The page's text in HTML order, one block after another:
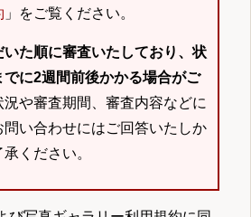
」をご覧ください。
た順に審査いたしており、状
に2週間前後かかる場合がご
況や審査期間、審査内容などに
い合わせにはご回答いたしか
ください。